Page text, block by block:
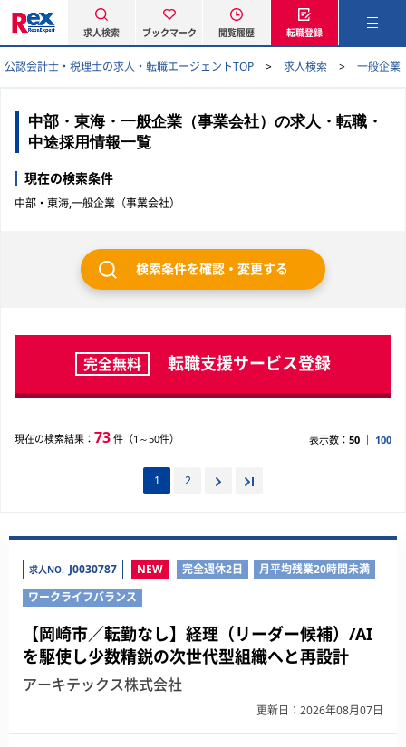
求人検索 ブックマーク 閲覧履歴 転職登録
公認会計士・税理士の求人・転職エージェントTOP 求人検索 一般企業
中部・東海・一般企業（事業会社）の求人・転職・
中途採用情報一覧
現在の検索条件
中部・東海,一般企業（事業会社）
検索条件を確認・変更する
完全無料 転職支援サービス登録
現在の検索結果： 73 件（1～50件） 表示数： 50 100
1 2
求人NO. J0030787 NEW 完全週休2日
月平均残業20時間未満
ワークライフバランス
【岡崎市／転勤なし】経理（リーダー候補）/AI
を駆使し少数精鋭の次世代型組織へと再設計
アーキテックス株式会社
更新日：2026年08月07日